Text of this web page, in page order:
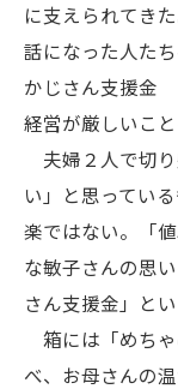
に支えられてき
話になった人た
かじさん支援金
経営が厳しいこ
夫婦２人で切
い」と思ってい
楽ではない。「
な敏子さんの思
さん支援金」と
箱には「めち
べ、お母さんの